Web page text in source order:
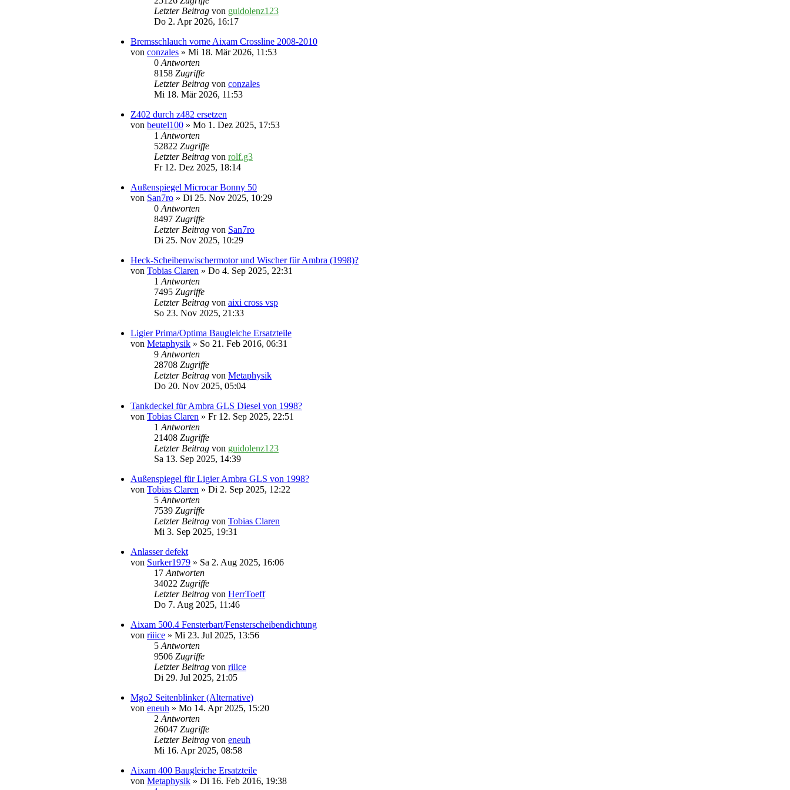
Letzter Beitrag von guidolenz123
Do 2. Apr 2026, 16:17
Bremsschlauch vorne Aixam Crossline 2008-2010
von conzales » Mi 18. Mär 2026, 11:53
0Antworten
8158 Zugriffe
Letzter Beitrag von conzales
Mi 18. Mär 2026, 11:53
Z402 durch z482 ersetzen
von beutel100 » Mo 1. Dez 2025, 17:53
1Antworten
52822 Zugriffe
Letzter Beitrag von rolf.g3
Fr 12. Dez 2025, 18:14
Außenspiegel Microcar Bonny 50
von San7ro » Di 25. Nov 2025, 10:29
0Antworten
8497 Zugriffe
Letzter Beitrag von San7ro
Di 25. Nov 2025, 10:29
Heck-Scheibenwischermotor und Wischer für Ambra (1998)?
von Tobias Claren » Do 4. Sep 2025, 22:31
1Antworten
7495 Zugriffe
Letzter Beitrag von aixi cross vsp
So 23. Nov 2025, 21:33
Ligier Prima/Optima Baugleiche Ersatzteile
von Metaphysik » So 21. Feb 2016, 06:31
9Antworten
28708 Zugriffe
Letzter Beitrag von Metaphysik
Do 20. Nov 2025, 05:04
Tankdeckel für Ambra GLS Diesel von 1998?
von Tobias Claren » Fr 12. Sep 2025, 22:51
1Antworten
21408 Zugriffe
Letzter Beitrag von guidolenz123
Sa 13. Sep 2025, 14:39
Außenspiegel für Ligier Ambra GLS von 1998?
von Tobias Claren » Di 2. Sep 2025, 12:22
5Antworten
7539 Zugriffe
Letzter Beitrag von Tobias Claren
Mi 3. Sep 2025, 19:31
Anlasser defekt
von Surker1979 » Sa 2. Aug 2025, 16:06
17Antworten
34022 Zugriffe
Letzter Beitrag von HerrToeff
Do 7. Aug 2025, 11:46
Aixam 500.4 Fensterbart/Fensterscheibendichtung
von riiice » Mi 23. Jul 2025, 13:56
5Antworten
9506 Zugriffe
Letzter Beitrag von riiice
Di 29. Jul 2025, 21:05
Mgo2 Seitenblinker (Alternative)
von eneuh » Mo 14. Apr 2025, 15:20
2Antworten
26047 Zugriffe
Letzter Beitrag von eneuh
Mi 16. Apr 2025, 08:58
Aixam 400 Baugleiche Ersatzteile
von Metaphysik » Di 16. Feb 2016, 19:38